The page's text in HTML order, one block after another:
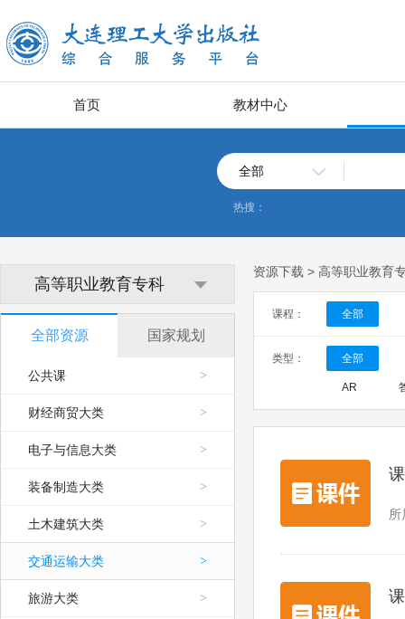
首页 教材中心
全部
热搜：
高等职业教育专科
全部资源
公共课 >
财经商贸大类 >
电子与信息大类 >
装备制造大类 >
土木建筑大类 >
交通运输大类 >
旅游大类 >
国家规划
资源下载 > 高等职业教育
课程： 全部
类型： 全部
AR
所